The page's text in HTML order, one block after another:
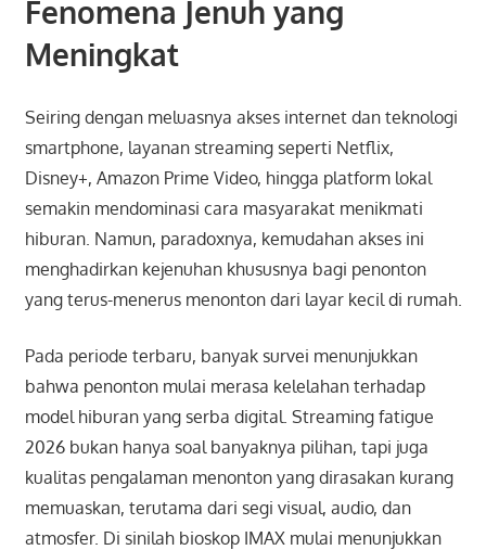
Fenomena Jenuh yang
Meningkat
Seiring dengan meluasnya akses internet dan teknologi
smartphone, layanan streaming seperti Netflix,
Disney+, Amazon Prime Video, hingga platform lokal
semakin mendominasi cara masyarakat menikmati
hiburan. Namun, paradoxnya, kemudahan akses ini
menghadirkan kejenuhan khususnya bagi penonton
yang terus-menerus menonton dari layar kecil di rumah.
Pada periode terbaru, banyak survei menunjukkan
bahwa penonton mulai merasa kelelahan terhadap
model hiburan yang serba digital. Streaming fatigue
2026 bukan hanya soal banyaknya pilihan, tapi juga
kualitas pengalaman menonton yang dirasakan kurang
memuaskan, terutama dari segi visual, audio, dan
atmosfer. Di sinilah bioskop IMAX mulai menunjukkan